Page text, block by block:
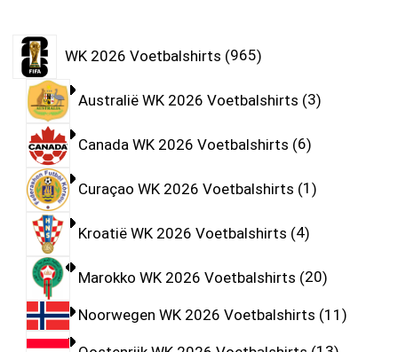
WK 2026 Voetbalshirts 965
Australië WK 2026 Voetbalshirts 3
Canada WK 2026 Voetbalshirts 6
Curaçao WK 2026 Voetbalshirts 1
Kroatië WK 2026 Voetbalshirts 4
Marokko WK 2026 Voetbalshirts 20
Noorwegen WK 2026 Voetbalshirts 11